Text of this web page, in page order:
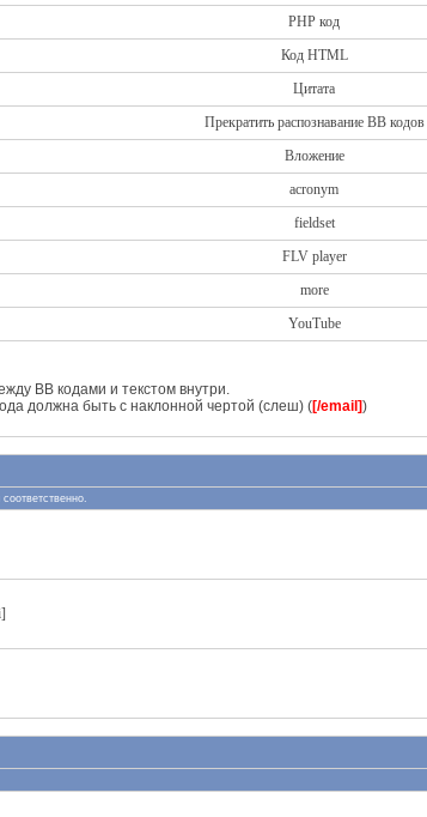
PHP код
Код HTML
Цитата
Прекратить распознавание BB кодов
Вложение
acronym
fieldset
FLV player
more
YouTube
BB кодами и текстом внутри.
должна быть с наклонной чертой (слеш) ([/email])